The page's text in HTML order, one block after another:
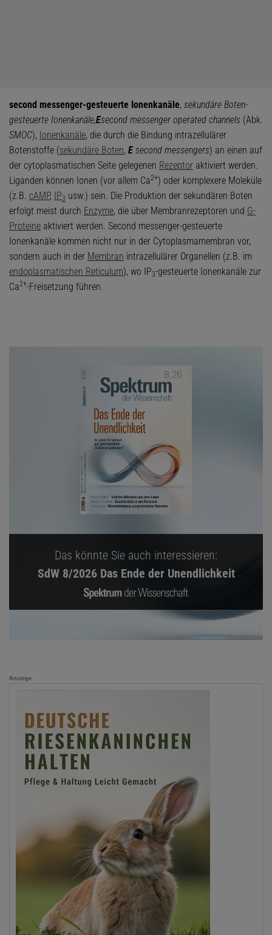
second messenger-gesteuerte Ionenkanäle, sekundäre Boten-
gesteuerte Ionenkanäle,Esecond messenger operated channels (Abk.
SMOC), Ionenkanäle, die durch die Bindung intrazellulärer
Botenstoffe (sekundäre Boten, Esecond messengers) an einen auf
der cytoplasmatischen Seite gelegenen Rezeptor aktiviert werden.
Liganden können Ionen (vor allem Ca2+) oder komplexere Moleküle
(z.B. cAMP, IP3 usw.) sein. Die Produktion der sekundären Boten
erfolgt meist durch Enzyme, die über Membranrezeptoren und G-
Proteine aktiviert werden. Second messenger-gesteuerte
Ionenkanäle kommen nicht nur in der Cytoplasmamembran vor,
sondern auch in der Membran intrazellulärer Organellen (z.B. im
endoplasmatischen Reticulum), wo IP3-gesteuerte Ionenkanäle zur
Ca2+-Freisetzung führen.
Das könnte Sie auch interessieren:
SdW 8/2026 Das Ende der Unendlichkeit
Anzeige